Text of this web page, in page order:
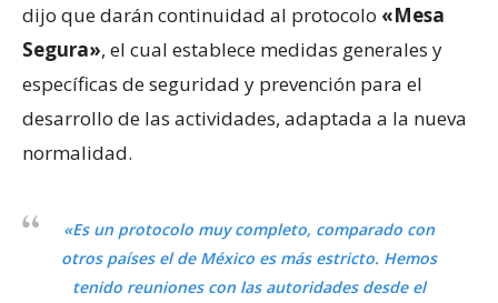
dijo que darán continuidad al protocolo «Mesa
Segura», el cual establece medidas generales y
específicas de seguridad y prevención para el
desarrollo de las actividades, adaptada a la nueva
normalidad.
«Es un protocolo muy completo, comparado con
otros países el de México es más estricto. Hemos
tenido reuniones con las autoridades desde el